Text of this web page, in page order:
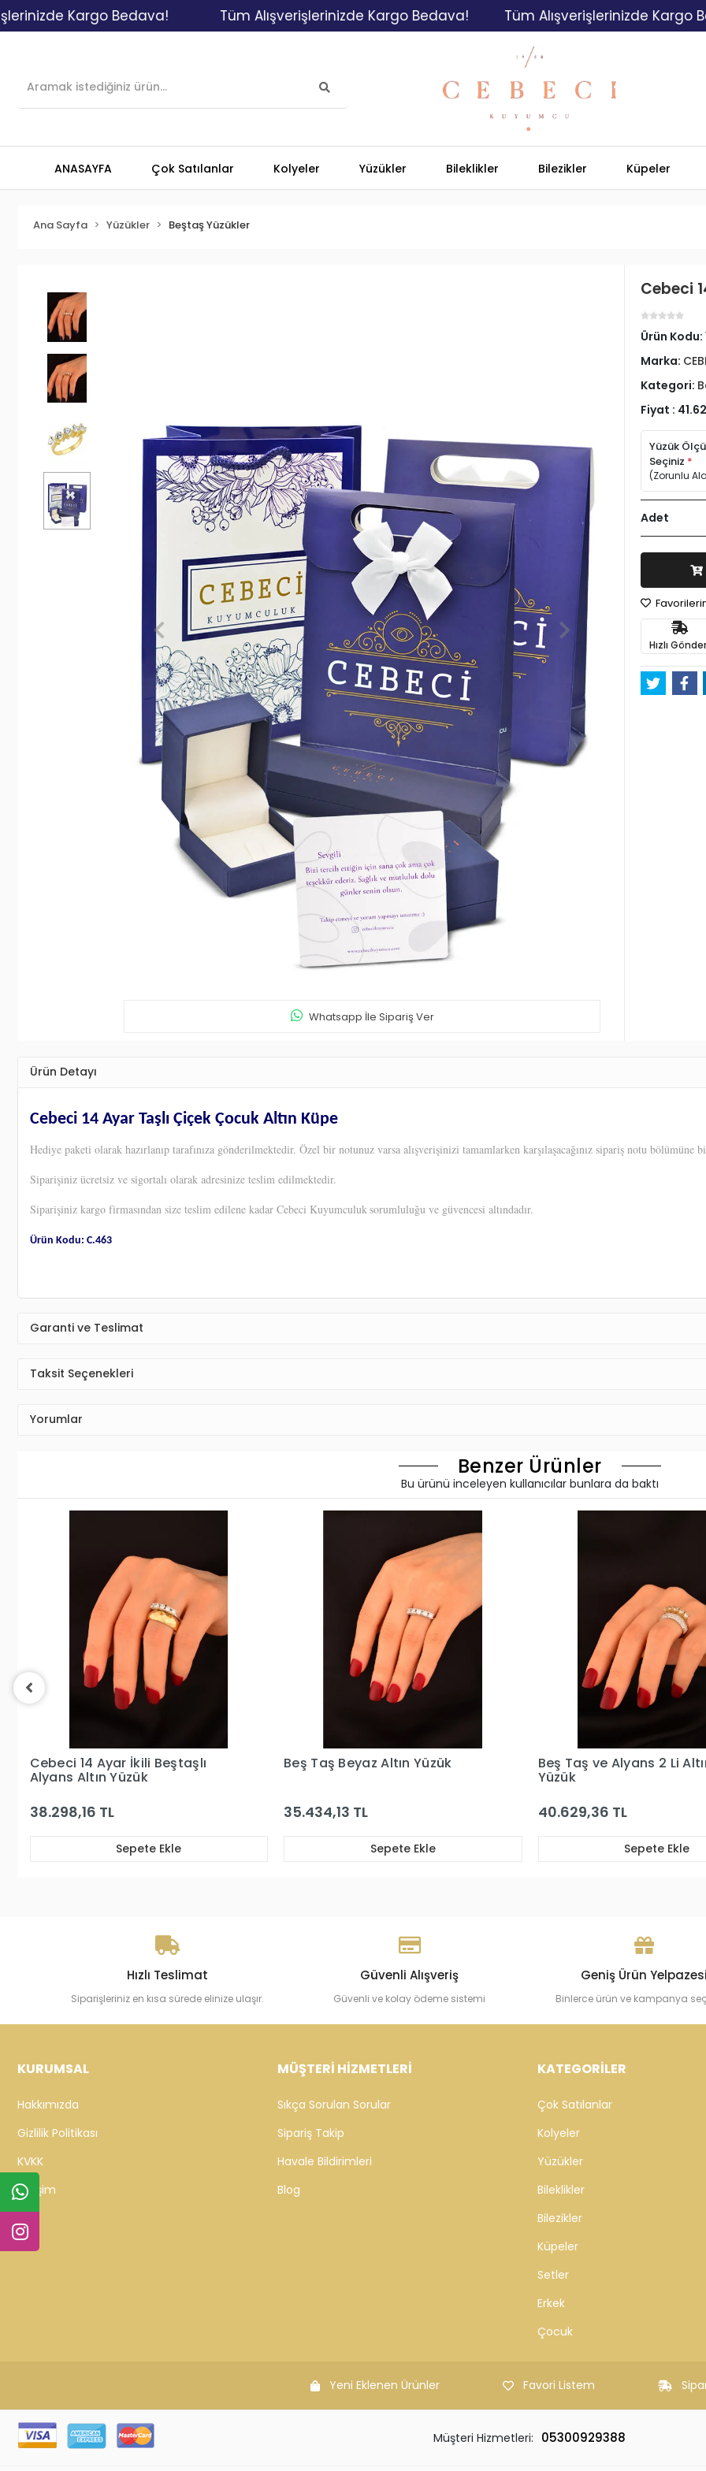
Kargo Bedava! Tüm Alışverişlerinizde Kargo Bedava! Tüm Alışverişlerinizde Kargo
ANASAYFA Çok Satılanlar Kolyeler Yüzükler Bileklikler Bilezikler Küpeler
Ana Sayfa Yüzükler Beştaş Yüzükler
Whatsapp İle Sipariş Ver
Cebeci
Ürün Kodu:
Marka:
Kategori:
Fiyat :
Yüzük
Seçiniz *
(Zorunlu
Adet
Hızlı
Ürün Detayı
Cebeci 14 Ayar Taşlı Çiçek Çocuk Altın Küpe
Hediye paketi olarak hazırlanıp tarafınıza gönderilmektedir. Özel bir notunuz varsa alışverişinizi tamamlarken karşılaşacağınız sipariş notu bölümüne
Siparişiniz ücretsiz ve sigortalı olarak adresinize teslim edilmektedir.
Siparişiniz kargo firmasından size teslim edilene kadar Cebeci Kuyumculuk sorumluluğu ve güvencesi altındadır.
Ürün Kodu: C.463
Garanti ve Teslimat
Taksit Seçenekleri
Yorumlar
Benzer Ürünler
Bu ürünü inceleyen kullanıcılar bunlara da baktı
Beş Taş Beyaz Altın Yüzük
35.434,13 TL
Sepete Ekle
Beş Taş ve Alyans 2 Li Altın
Yüzük
40.629,36 TL
Sepete Ekle
Beş Taş Alyans 2 Li Altın
43.093,76 TL
Sepete Ekle
Hızlı Teslimat
Siparişleriniz en kısa sürede elinize ulaşır.
Güvenli Alışveriş
Güvenli ve kolay ödeme sistemi
Geniş Ürün Yelpazesi
Binlerce ürün ve kampanya
KURUMSAL
Hakkımızda
Gizlilik Politikası
KVKK
İletişim
MÜŞTERİ HİZMETLERİ
Sıkça Sorulan Sorular
Sipariş Takip
Havale Bildirimleri
Blog
KATEGORİLER
Çok Satılanlar
Kolyeler
Yüzükler
Bileklikler
Bilezikler
Küpeler
Setler
Erkek
Çocuk
Yeni Eklenen Ürünler Favori Listem
Müşteri Hizmetleri: 05300929388